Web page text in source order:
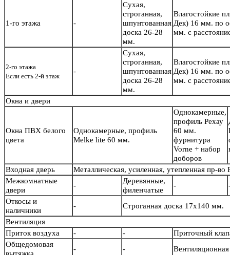
1-го этажа -
Сухая,
строганная,
шпунтованная
доска 26-28
мм.
Влагостойкие
Дек) 16 мм. по
мм. с
2-го этажа
Если есть 2-й этаж
-
Сухая,
строганная,
шпунтованная
доска 26-28
мм.
Влагостойкие
Дек) 16 мм. по
мм. с
Окна и двери
Окна ПВХ белого
цвета
Однокамерные, профиль
Melke lite 60 мм.
Однокамерные,
профиль Рехау
60 мм.
фурнитура
Vorne + набор
доборов
Входная дверь
Металлическая, усиленная, утепленная пр-во
Межкомнатные
двери
-
Деревянные,
филенчатые
-
Откосы и
наличники
-
Строганная доска 17х140 мм.
Вентиляция
Приток воздуха
- -
Приточный
Общедомовая
- -